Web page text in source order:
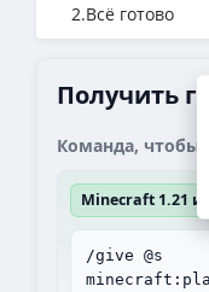
2.Всё готово
Получить
Команда, чтобы
Minecraft 1.21 и
/give @s